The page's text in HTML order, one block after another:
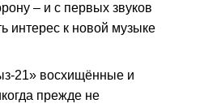
– и с первых звуков
интерес к новой музыке
21» восхищённые и
прежде не